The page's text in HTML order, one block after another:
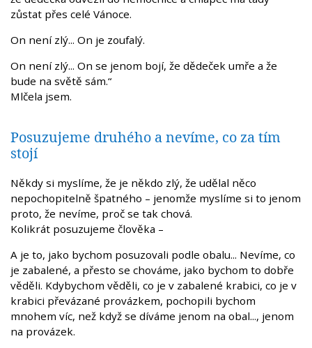
zůstat přes celé Vánoce.
On není zlý... On je zoufalý.
On není zlý... On se jenom bojí, že dědeček umře a že
bude na světě sám.“
Mlčela jsem.
Posuzujeme druhého a nevíme, co za tím
stojí
Někdy si myslíme, že je někdo zlý, že udělal něco
nepochopitelně špatného – jenomže myslíme si to jenom
proto, že nevíme, proč se tak chová.
Kolikrát posuzujeme člověka –
A je to, jako bychom posuzovali podle obalu... Nevíme, co
je zabalené, a přesto se chováme, jako bychom to dobře
věděli. Kdybychom věděli, co je v zabalené krabici, co je v
krabici převázané provázkem, pochopili bychom
mnohem víc, než když se díváme jenom na obal..., jenom
na provázek.